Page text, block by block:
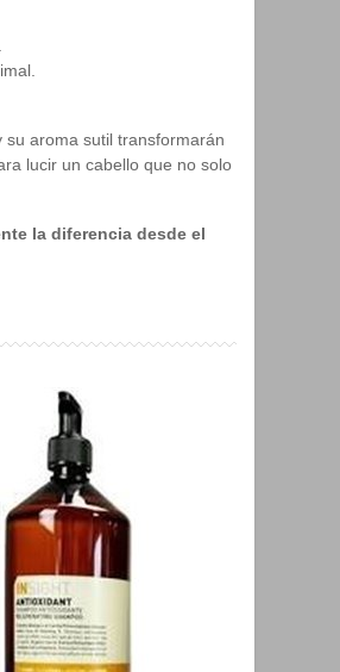
su aroma sutil transformarán
lucir un cabello que no solo
la diferencia desde el